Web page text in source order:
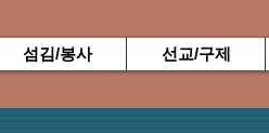
섬김/봉사 선교/구제